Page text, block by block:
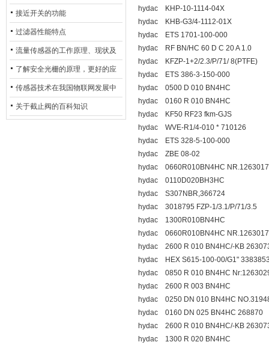
接近开关的功能
过滤器性能特点
流量传感器的工作原理、现状及
其发展前景
了解安全光栅的原理，更好的应
用安全光栅
传感器技术在我国物联网发展中
的地位*
关于截止阀的百科知识
hydac KHP-10-1114-04X
hydac KHB-G3/4-1112-01X
hydac ETS 1701-100-000
hydac RF BN/HC 60 D C 20 A 1.0
hydac KFZP-1+2/2.3/P/71/ 8(PTFE)
hydac ETS 386-3-150-000
hydac 0500 D 010 BN4HC
hydac 0160 R 010 BN4HC
hydac KF50 RF23 fkm-GJS
hydac WVE-R1/4-010 * 710126
hydac ETS 328-5-100-000
hydac ZBE 08-02
hydac 0660R010BN4HC NR.1263017
hydac 0110D020BH3HC
hydac S307NBR,366724
hydac 3018795 FZP-1/3.1/P/71/3.5
hydac 1300R010BN4HC
hydac 0660R010BN4HC NR.1263017
hydac 2600 R 010 BN4HC/-KB
hydac HEX S615-100-00/G1"
hydac 0850 R 010 BN4HC
hydac 2600 R 003 BN4HC
hydac 0250 DN 010 BN4HC
hydac 0160 DN 025 BN4HC 268870
hydac 2600 R 010 BN4HC/-KB
hydac 1300 R 020 BN4HC